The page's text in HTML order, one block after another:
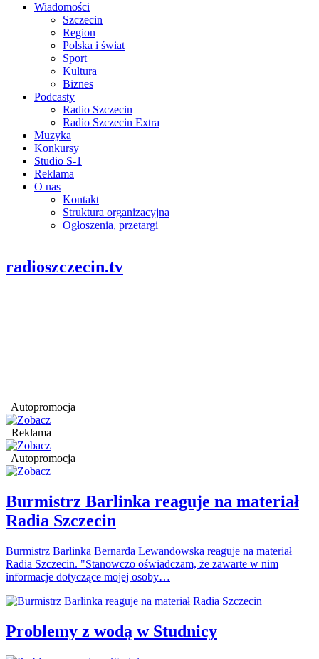
Wiadomości
Szczecin
Region
Polska i świat
Sport
Kultura
Biznes
Podcasty
Radio Szczecin
Radio Szczecin Extra
Muzyka
Konkursy
Studio S-1
Reklama
O nas
Kontakt
Struktura organizacyjna
Ogłoszenia, przetargi
radioszczecin.tv
Autopromocja
Reklama
Autopromocja
Burmistrz Barlinka reaguje na materiał
Radia Szczecin
Burmistrz Barlinka Bernarda Lewandowska reaguje na materiał
Radia Szczecin. "Stanowczo oświadczam, że zawarte w nim
informacje dotyczące mojej osoby…
Problemy z wodą w Studnicy